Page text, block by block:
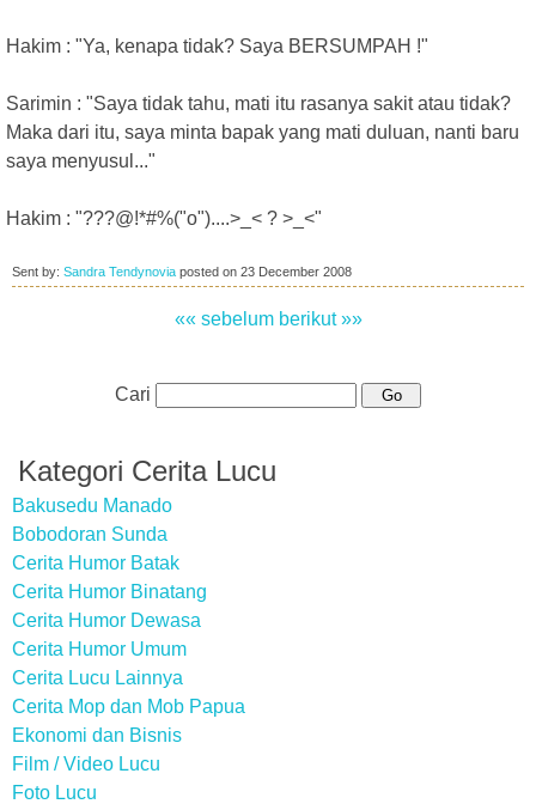
Hakim : "Ya, kenapa tidak? Saya BERSUMPAH !"
Sarimin : "Saya tidak tahu, mati itu rasanya sakit atau tidak?
Maka dari itu, saya minta bapak yang mati duluan, nanti baru
saya menyusul..."
Hakim : "???@!*#%("o")....>_< ? >_<"
Sent by: Sandra Tendynovia posted on 23 December 2008
«« sebelum berikut »»
Cari
Kategori Cerita Lucu
Bakusedu Manado
Bobodoran Sunda
Cerita Humor Batak
Cerita Humor Binatang
Cerita Humor Dewasa
Cerita Humor Umum
Cerita Lucu Lainnya
Cerita Mop dan Mob Papua
Ekonomi dan Bisnis
Film / Video Lucu
Foto Lucu